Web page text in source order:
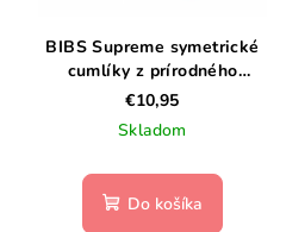
BIBS Supreme symetrické
cumlíky z prírodného
kaučuku 2ks – veľkosť 1 -
Nordic Mint / Island Sea
€10,95
Skladom
Do košíka